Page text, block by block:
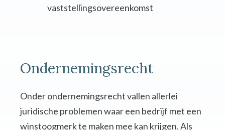
vaststellingsovereenkomst
Ondernemingsrecht
Onder ondernemingsrecht vallen allerlei
juridische problemen waar een bedrijf met een
winstoogmerk te maken mee kan krijgen. Als